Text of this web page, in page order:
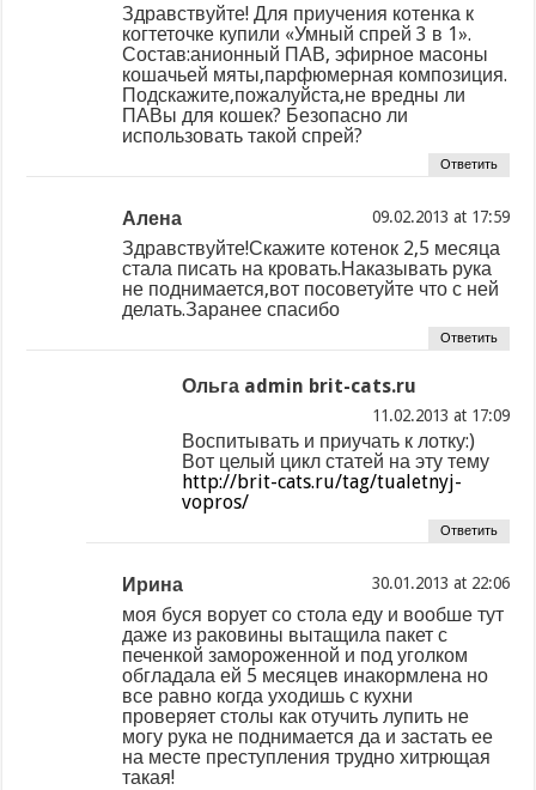
Здравствуйте! Для приучения котенка к
когтеточке купили «Умный спрей 3 в 1».
Состав:анионный ПАВ, эфирное масоны
кошачьей мяты,парфюмерная композиция.
Подскажите,пожалуйста,не вредны ли
ПАВы для кошек? Безопасно ли
использовать такой спрей?
Ответить
Алена at
Здравствуйте!Скажите котенок 2,5 месяца
стала писать на кровать.Наказывать рука
не поднимается,вот посоветуйте что с ней
делать.Заранее спасибо
Ответить
Ольга admin brit-cats.ru
at
Воспитывать и приучать к лотку:)
Вот целый цикл статей на эту тему
http://brit-cats.ru/tag/tualetnyj-
vopros/
Ответить
Ирина at
моя буся ворует со стола еду и вообше тут
даже из раковины вытащила пакет с
печенкой замороженной и под уголком
обгладала ей 5 месяцев инакормлена но
все равно когда уходишь с кухни
проверяет столы как отучить лупить не
могу рука не поднимается да и застать ее
на месте преступления трудно хитрющая
такая!